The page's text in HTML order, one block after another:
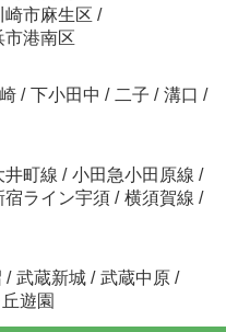
崎市麻生区 /
市港南区
/ 下小田中 / 二子 / 溝口 /
井町線 / 小田急小田原線 /
宿ライン宇須 / 横須賀線 /
/ 武蔵新城 / 武蔵中原 /
遊園